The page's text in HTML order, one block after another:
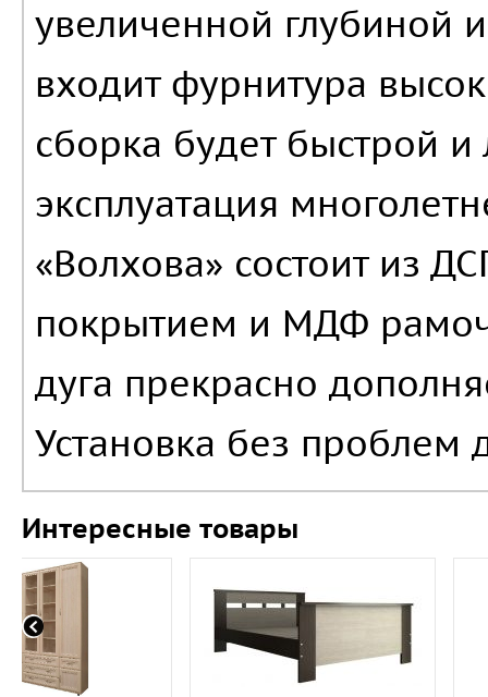
увеличенной глубиной
входит фурнитура
сборка будет быстрой
эксплуатация
«Волхова» состоит из
покрытием и МДФ
дуга прекрасно
Установка без проблем
Интересные товары